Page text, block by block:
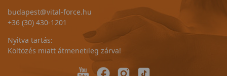
budapest@vital-force.hu
+36 (30) 430-1201
Nyitva tartás:
Költözés miatt átmenetileg zárva!